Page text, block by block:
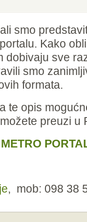
smo
Kako
dobivaju sve
smo
formata.
te opis
preuzi u
, mob: 098 38